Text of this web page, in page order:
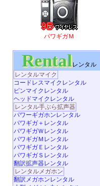
パワギガＭ
Rentalレンタル
レンタルマイク
コードレスマイクレンタル
ピンマイクレンタル
ヘッドマイクレンタル
レンタル手ぶら拡声器
パワーギガホンレンタル
パワギガ＋レンタル
パワギガＷレンタル
パワギガＭレンタル
パワギガＥレンタル
パワギガＳレンタル
翻訳拡声器レンタル
レンタルメガホン
翻訳メガホンレンタル